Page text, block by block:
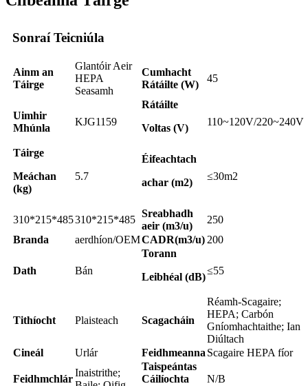
Sonraí Teicniúla
Ainm an
Táirge
Glantóir Aeir
HEPA
Seasamh
Cumhacht
Rátáilte (W)
45
Uimhir
Mhúnla
KJG1159
Rátáilte
Voltas (V)
110~120V/220~240V
Táirge
Meáchan
(kg)
5.7
Éifeachtach
achar (m2)
≤30m2
310*215*485310*215*485
Sreabhadh
aeir (m3/u)
250
Branda
aerdhíon/OEMCADR(m3/u) 200
Dath Bán
Torann
Leibhéal (dB)
≤55
Tithíocht Plaisteach Scagacháin
Réamh-Scagaire;
HEPA; Carbón
Gníomhachtaithe; Ian
Diúltach
Cineál
Urlár Feidhmeanna Scagaire HEPA fíor
Feidhmchlár
Inaistrithe;
Taispeántas
Cáilíochta
N/B